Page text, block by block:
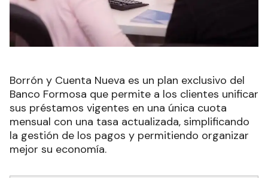
Borrón y Cuenta Nueva es un plan exclusivo del
Banco Formosa que permite a los clientes unificar
sus préstamos vigentes en una única cuota
mensual con una tasa actualizada, simplificando
la gestión de los pagos y permitiendo organizar
mejor su economía.